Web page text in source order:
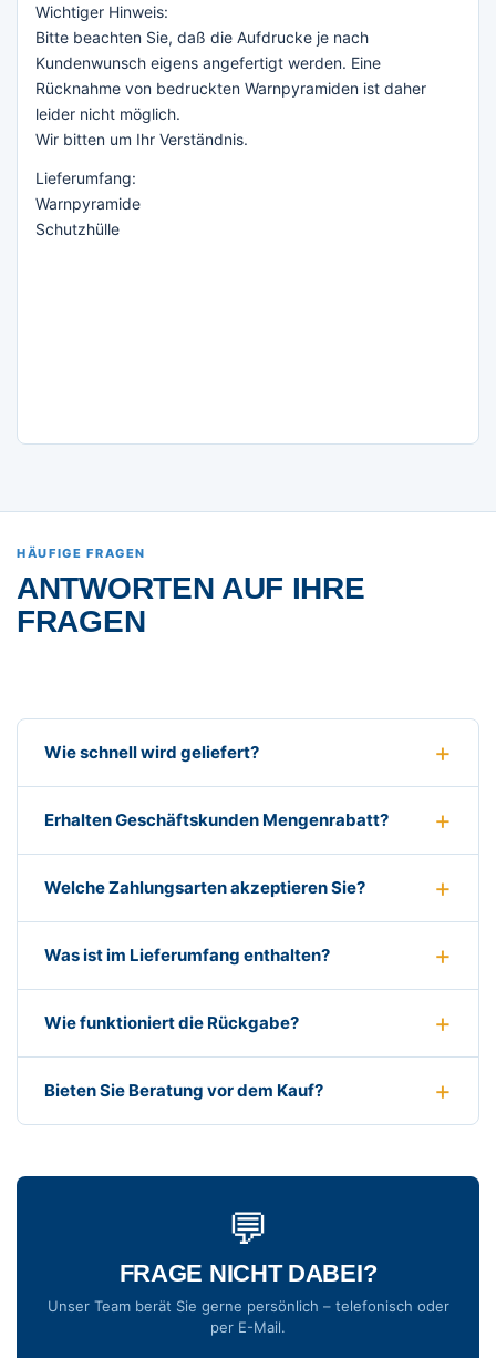
Wichtiger Hinweis:
Bitte beachten Sie, daß die Aufdrucke je nach
Kundenwunsch eigens angefertigt werden. Eine
Rücknahme von bedruckten Warnpyramiden ist daher
leider nicht möglich.
Wir bitten um Ihr Verständnis.
Lieferumfang:
Warnpyramide
Schutzhülle
HÄUFIGE FRAGEN
ANTWORTEN AUF IHRE
FRAGEN
Wie schnell wird geliefert?
Erhalten Geschäftskunden Mengenrabatt?
Welche Zahlungsarten akzeptieren Sie?
Was ist im Lieferumfang enthalten?
Wie funktioniert die Rückgabe?
Bieten Sie Beratung vor dem Kauf?
💬
FRAGE NICHT DABEI?
Unser Team berät Sie gerne persönlich – telefonisch oder
per E-Mail.